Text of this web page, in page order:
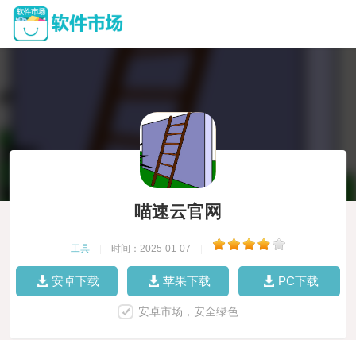
喵速云官网
工具 时间：2025-01-07
安卓下载 苹果下载 PC下载
安卓市场，安全绿色